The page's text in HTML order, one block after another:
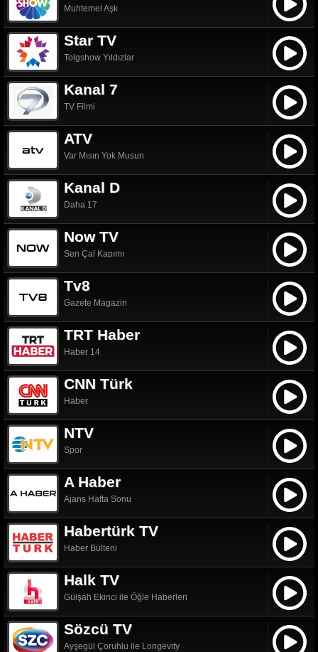
Muhtemel Aşk
Star TV
Tolgshow Yıldızlar
Kanal 7
TV Filmi
ATV
Var Mısın Yok Musun
Kanal D
Daha 17
Now TV
Sen Çal Kapımı
Tv8
Gazete Magazin
TRT Haber
Haber 14
CNN Türk
Haber
NTV
Spor
A Haber
Ajans Hafta Sonu
Habertürk TV
Haber Bülteni
Halk TV
Gülşah Ekinci ile Öğle Haberleri
Sözcü TV
Ayşegül Çoruhlu ile Longevity